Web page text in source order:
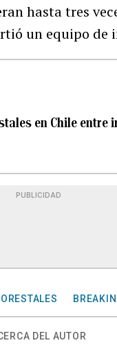
hasta tres
un equipo de
en Chile
PUBLICIDAD
DEL AUTOR